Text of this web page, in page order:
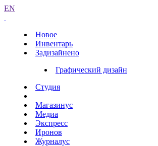
EN
Новое
Инвентарь
Задизайнено
Графический дизайн
Студия
Магазинус
Медиа
Экспресс
Иронов
Журналус